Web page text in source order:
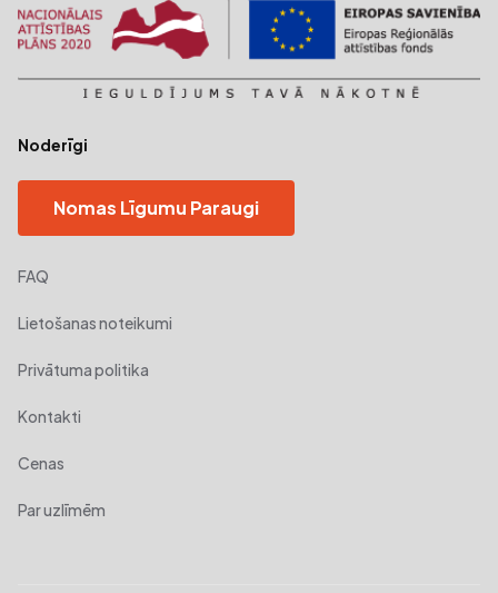
Noderīgi
Nomas Līgumu Paraugi
FAQ
Lietošanas noteikumi
Privātuma politika
Kontakti
Cenas
Par uzlīmēm